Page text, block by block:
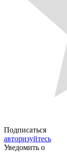
Подписаться
авторизуйтесь
Уведомить о